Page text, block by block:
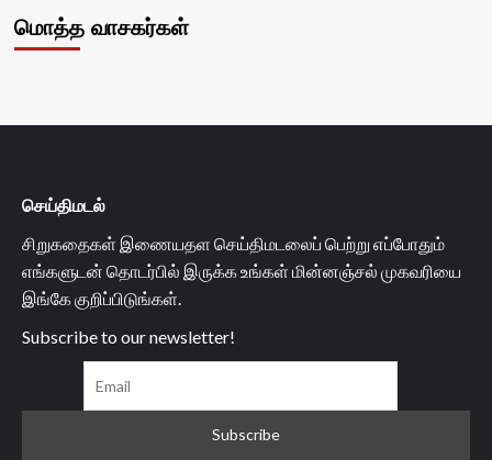
மொத்த வாசகர்கள்
செய்திமடல்
சிறுகதைகள் இணையதள செய்திமடலைப் பெற்று எப்போதும்
எங்களுடன் தொடர்பில் இருக்க உங்கள் மின்னஞ்சல் முகவரியை
இங்கே குறிப்பிடுங்கள்.
Subscribe to our newsletter!